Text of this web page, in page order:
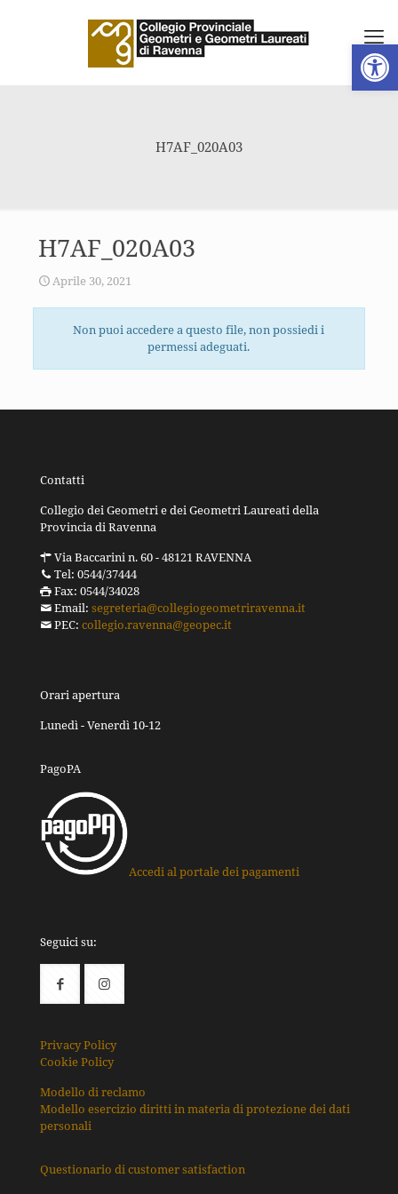
Apri
H7AF_020A03
H7AF_020A03
Aprile 30, 2021
Non puoi accedere a questo file, non possiedi i
permessi adeguati.
Contatti
Collegio dei Geometri e dei Geometri Laureati della
Provincia di Ravenna
Via Baccarini n. 60 - 48121 RAVENNA
Tel: 0544/37444
Fax: 0544/34028
Email: segreteria@collegiogeometriravenna.it
PEC: collegio.ravenna@geopec.it
Orari apertura
Lunedì - Venerdì 10-12
PagoPA
Accedi al portale dei pagamenti
Seguici su:
Privacy Policy
Cookie Policy
Modello di reclamo
Modello esercizio diritti in materia di protezione dei dati
personali
Questionario di customer satisfaction